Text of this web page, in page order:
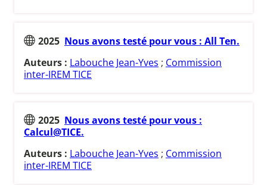
2025 Nous avons testé pour vous : All Ten.
Auteurs : Labouche Jean-Yves ; Commission
inter-IREM TICE
2025 Nous avons testé pour vous :
Calcul@TICE.
Auteurs : Labouche Jean-Yves ; Commission
inter-IREM TICE